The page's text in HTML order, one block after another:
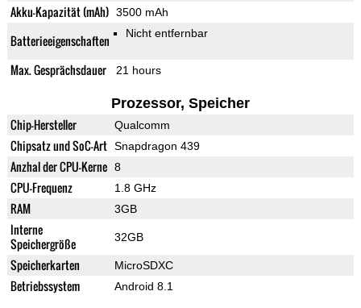
Akku-Kapazität (mAh) 3500 mAh
Batterieeigenschaften Nicht entfernbar
Max. Gesprächsdauer 21 hours
Prozessor, Speicher
Chip-Hersteller Qualcomm
Chipsatz und SoC-Art Snapdragon 439
Anzhal der CPU-Kerne 8
CPU-Frequenz 1.8 GHz
RAM 3GB
Interne
Speichergröße
32GB
Speicherkarten MicroSDXC
Betriebssystem Android 8.1